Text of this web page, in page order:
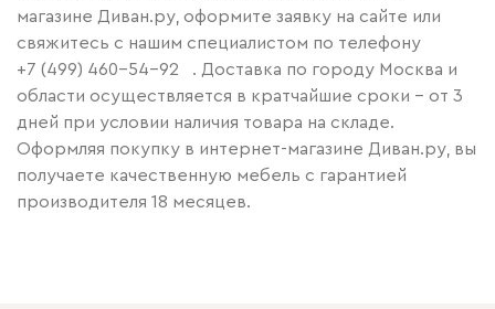
магазине Диван.ру, оформите заявку на сайте или
свяжитесь с нашим специалистом по телефону
+7 (499) 460-54-92
. Доставка по городу Москва и
области осуществляется в кратчайшие сроки – от 3
дней при условии наличия товара на складе.
Оформляя покупку в интернет-магазине Диван.ру, вы
получаете качественную мебель с гарантией
производителя 18 месяцев.